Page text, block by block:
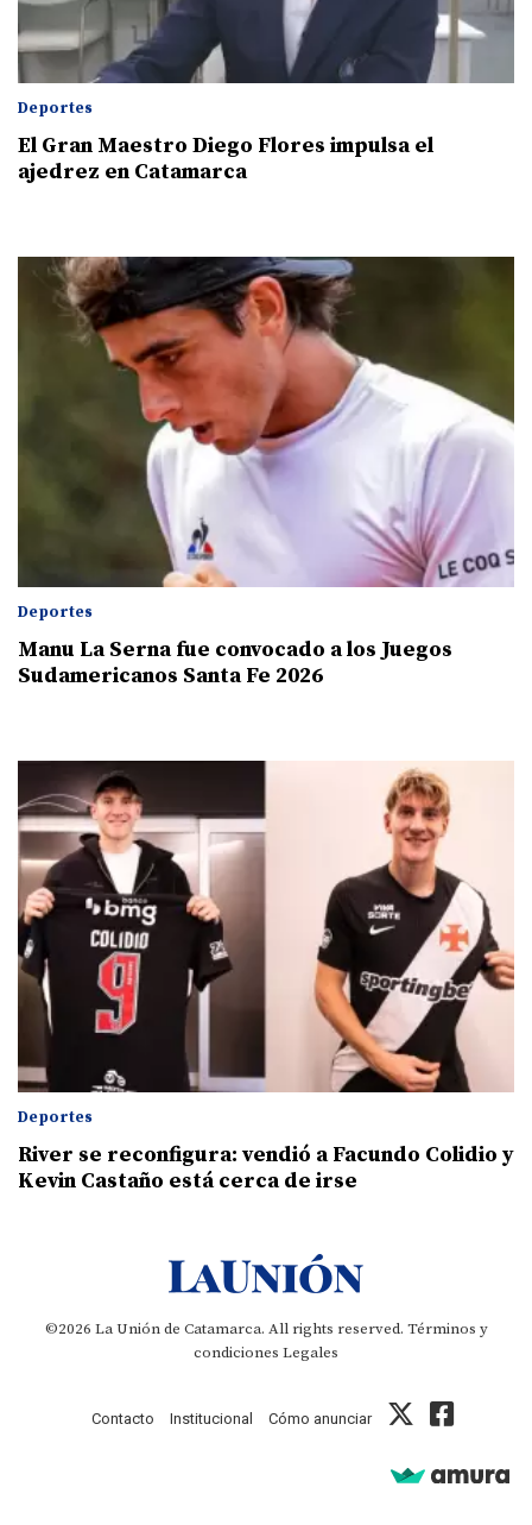
Deportes
El Gran Maestro Diego Flores impulsa el
ajedrez en Catamarca
Deportes
Manu La Serna fue convocado a los Juegos
Sudamericanos Santa Fe 2026
Deportes
River se reconfigura: vendió a Facundo Colidio y
Kevin Castaño está cerca de irse
©2026 La Unión de Catamarca. All rights reserved. Términos y
condiciones Legales
Contacto Institucional Cómo anunciar